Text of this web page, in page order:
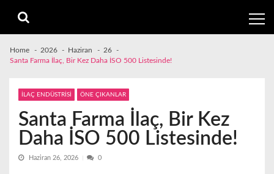
navigation
content
Home 2026 Haziran
26
Santa Farma İlaç, Bir Kez Daha İSO 500 Listesinde!
İLAÇ ENDÜSTRİSİ ÖNE ÇIKANLAR
Santa Farma İlaç, Bir Kez
Daha İSO 500 Listesinde!
Haziran 26, 2026 0